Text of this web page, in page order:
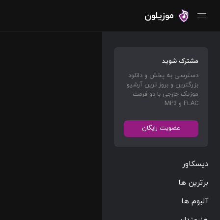
موزیلون
مشترک شوید
دسترسی به پخش و دانلود
بزرگترین و بروز ترین آرشیو
موزیک خارجی با دو فرمت
FLAC و MP3
عضویت رایگان
دیسکاور
برترین ها
آلبوم ها